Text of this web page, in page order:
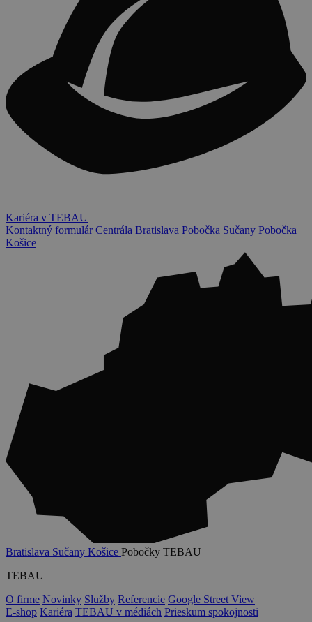
Kariéra v TEBAU
Kontaktný formulár Centrála Bratislava Pobočka Sučany Pobočka
Košice
Bratislava Sučany Košice Pobočky TEBAU
TEBAU
O firme Novinky Služby Referencie Google Street View
E-shop Kariéra TEBAU v médiách Prieskum spokojnosti